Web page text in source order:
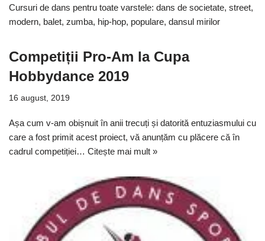
Cursuri de dans pentru toate varstele: dans de societate, street,
modern, balet, zumba, hip-hop, populare, dansul mirilor
Competiții Pro-Am la Cupa
Hobbydance 2019
16 august, 2019
Așa cum v-am obișnuit în anii trecuți și datorită entuziasmului cu
care a fost primit acest proiect, vă anunțăm cu plăcere că în
cadrul competiției… Citește mai mult »